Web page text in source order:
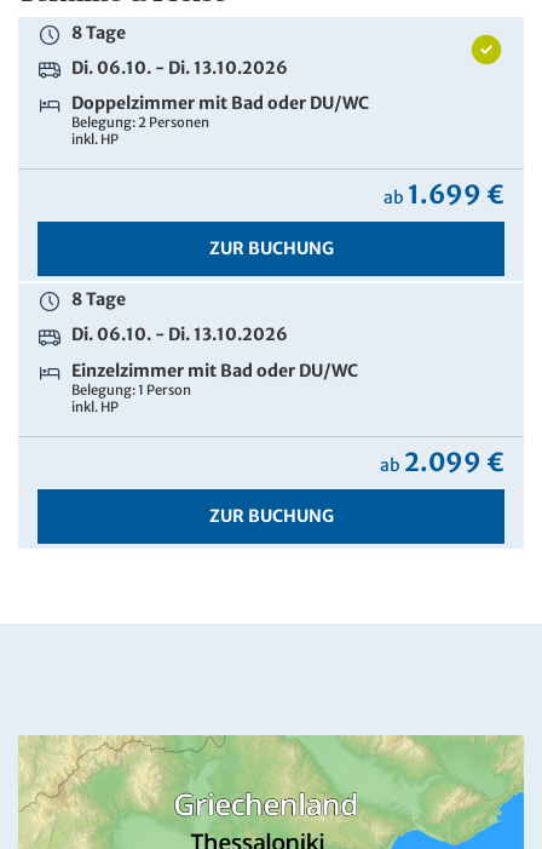
8 Tage
Di. 06.10. - Di. 13.10.2026
Doppelzimmer mit Bad oder DU/WC
Belegung: 2 Personen
inkl. HP
ab 1.699 €
ZUR BUCHUNG
8 Tage
Di. 06.10. - Di. 13.10.2026
Einzelzimmer mit Bad oder DU/WC
Belegung: 1 Person
inkl. HP
ab 2.099 €
ZUR BUCHUNG